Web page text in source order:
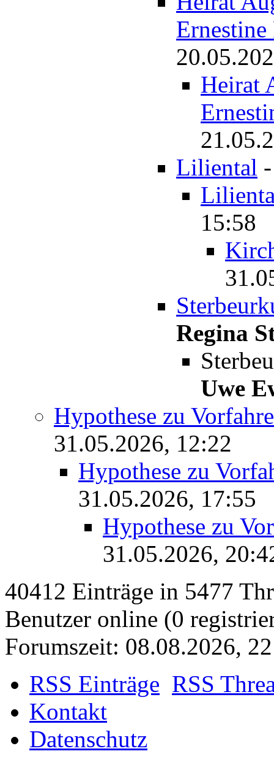
Heirat
Liliental
15:58
Regina
Uwe
Hypothese zu
31.05.2026, 12:22
Hypothese zu
31.05.2026, 17:55
Hypothese zu
31.05.2026,
40412 Einträge in 5477
Benutzer online (0
Forumszeit: 08.08.2026,
RSS Einträge RSS
Kontakt
Datenschutz